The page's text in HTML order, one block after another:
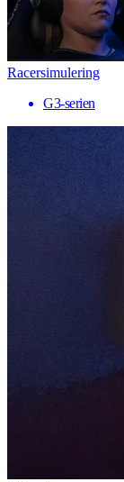
Racersimulering
G3-serien